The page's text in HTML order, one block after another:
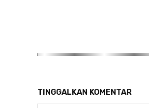
TINGGALKAN KOMENTAR